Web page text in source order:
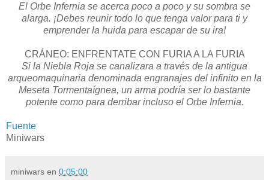
El Orbe Infernia se acerca poco a poco y su sombra se
alarga. ¡Debes reunir todo lo que tenga valor para ti y
emprender la huida para escapar de su ira!
CRÁNEO: ENFRENTATE CON FURIA A LA FURIA
Si la Niebla Roja se canalizara a través de la antigua
arqueomaquinaria denominada engranajes del infinito en la
Meseta Tormentaígnea, un arma podría ser lo bastante
potente como para derribar incluso el Orbe Infernia.
Fuente
Miniwars
miniwars en 0:05:00